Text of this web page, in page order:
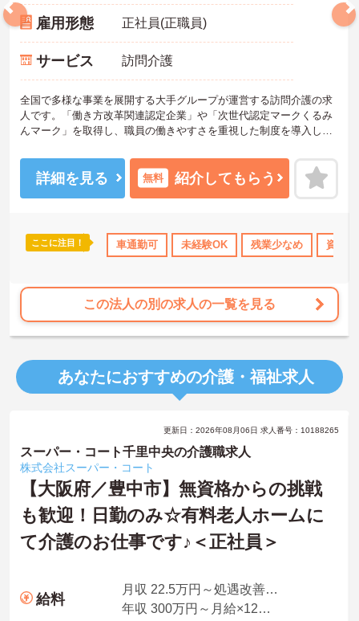
資格取得サポート 研修制度あり 産休･育休･介護休暇取得実
雇用形態 正社員(正職員)
サービス 訪問介護
全国で多様な事業を展開する大手グループが運営する訪問介護の求
人です。「働き方改革関連認定企業」や「次世代認定マークくるみ
んマーク」を取得し、職員の働きやすさを重視した制度を導入して
視点でキャリアを築くことが可能です。また、時間帯別の加算手当
や勤続年数に応じた手当が用意されており、日々の業務や継続した
勤務が収入に直結する仕組みがあります。月平均の残業時間は10時
環境が整っています。
・定年65歳に加え、状況に応じた再雇用制度により上限85歳まで働
り、年齢を重ねても無理なく続けられる環境です。
【大手法人の安定基盤のもとで、収入アップを目指せる環境です】
・最大20,000円の勤続年数加算手当や年2回の賞与支給があるため、
長く勤務するほど待遇に反映される仕組みがあります。
【認定マークを取得した、柔軟で働きやすい体制が整っています】
・「くるみんマーク」を取得し、育児・介護休業の実績や復職制度
があるため、生活の変化にも対応できます。
・残業が月平均10時間と少なく、日勤帯の勤務が中心であるため、
私生活との両立を図りながら働けます。
詳細を見る 無料 紹介してもらう
ここに注目！ 車通勤可 未経験OK 残業少なめ 資格
この法人の別の求人の一覧を見る
あなたにおすすめの介護・福祉求人
更新日：2026年08月06日 求人番号：10188265
スーパー・コート千里中央の介護職求人
株式会社スーパー・コート
【大阪府／豊中市】無資格からの挑戦
も歓迎！日勤のみ☆有料老人ホームに
て介護のお仕事です♪＜正社員＞
給料
月収 22.5万円～処遇改善手当、特定処遇手当、業務手当
年収 300万円～月給×12ヶ月＋賞与